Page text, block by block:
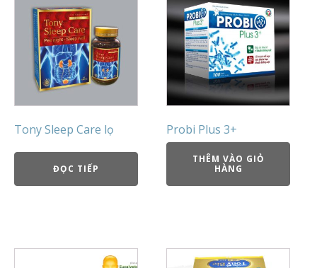
Tony Sleep Care lọ
ĐỌC TIẾP
Probi Plus 3+
THÊM VÀO GIỎ
HÀNG